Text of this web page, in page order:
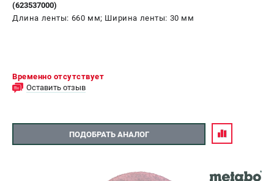
(623537000)
Длина ленты: 660 мм; Ширина ленты: 30 мм
Временно отсутствует
Оставить отзыв
ПОДОБРАТЬ АНАЛОГ